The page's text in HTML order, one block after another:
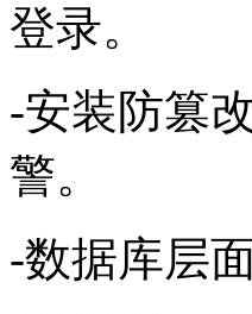
登录。
-安装防篡
警。
-数据库层面